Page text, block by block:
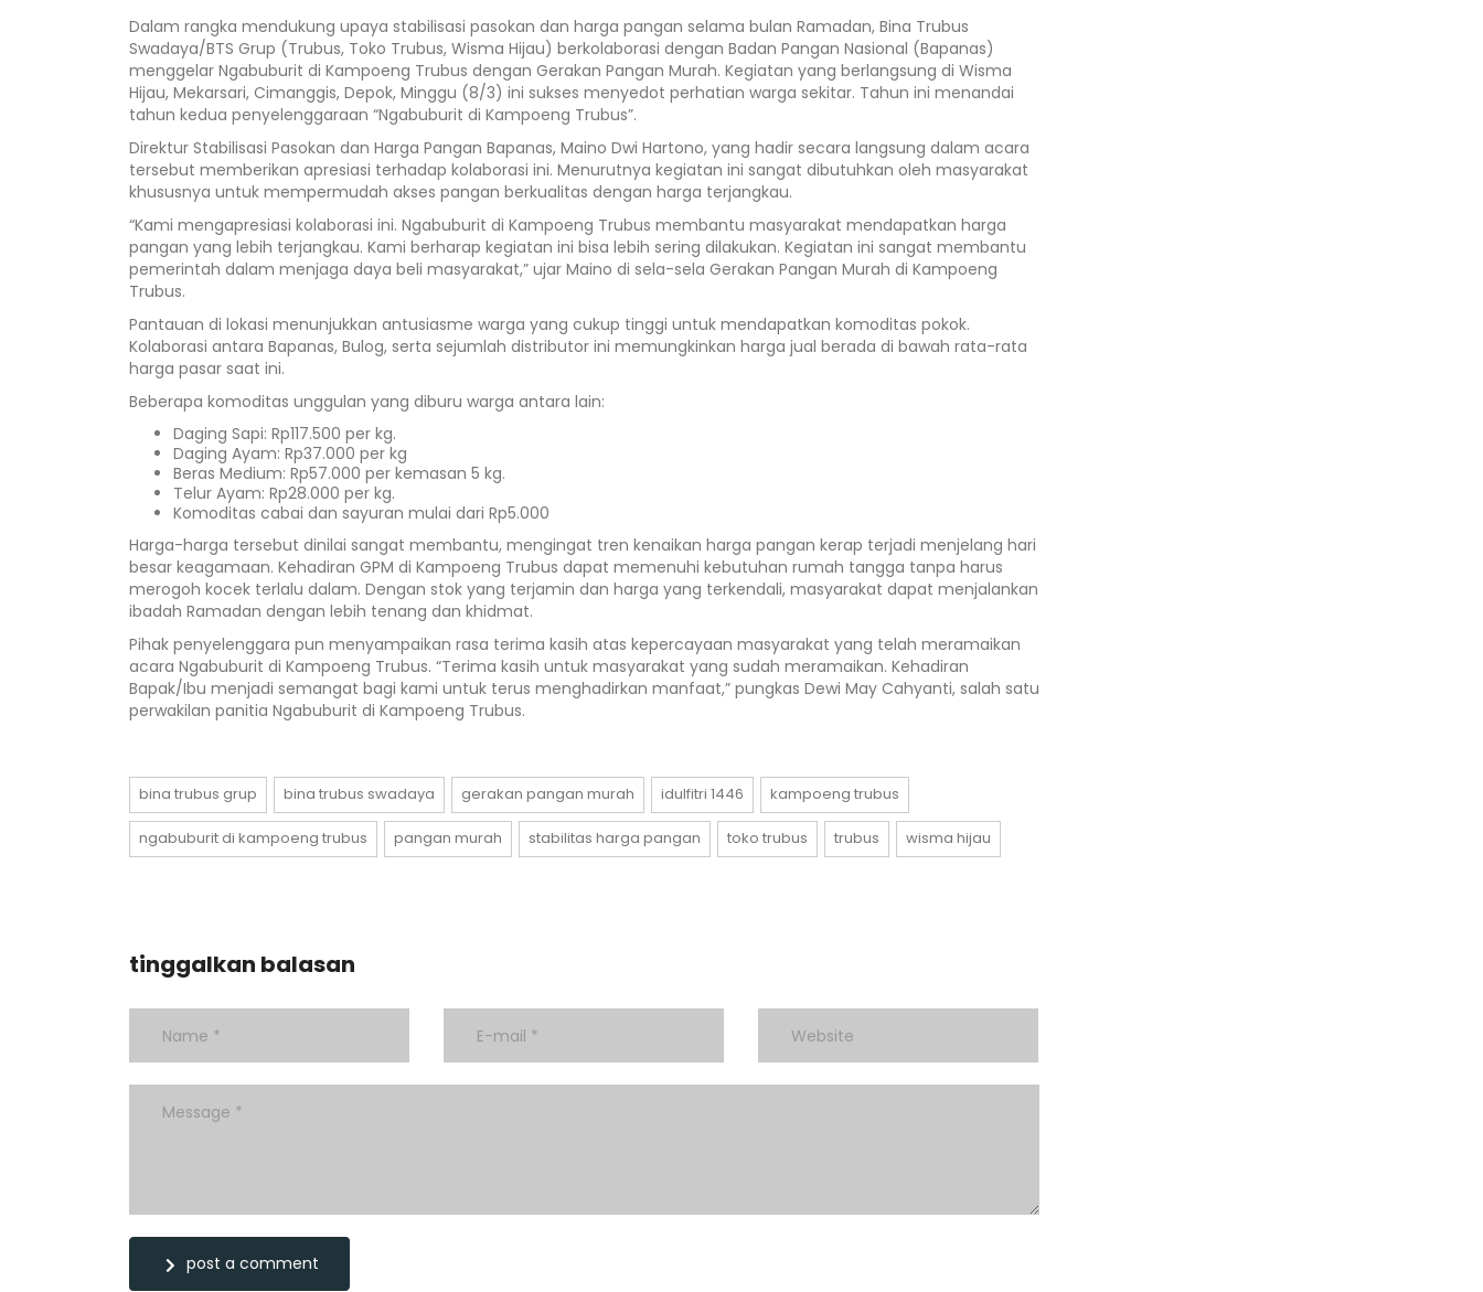
Dalam rangka mendukung upaya stabilisasi pasokan dan harga pangan selama bulan Ramadan, Bina Trubus
Swadaya/BTS Grup (Trubus, Toko Trubus, Wisma Hijau) berkolaborasi dengan Badan Pangan Nasional (Bapanas)
menggelar Ngabuburit di Kampoeng Trubus dengan Gerakan Pangan Murah. Kegiatan yang berlangsung di Wisma
Hijau, Mekarsari, Cimanggis, Depok, Minggu (8/3) ini sukses menyedot perhatian warga sekitar. Tahun ini menandai
tahun kedua penyelenggaraan “Ngabuburit di Kampoeng Trubus”.
Direktur Stabilisasi Pasokan dan Harga Pangan Bapanas, Maino Dwi Hartono, yang hadir secara langsung dalam acara
tersebut memberikan apresiasi terhadap kolaborasi ini. Menurutnya kegiatan ini sangat dibutuhkan oleh masyarakat
khususnya untuk mempermudah akses pangan berkualitas dengan harga terjangkau.
“Kami mengapresiasi kolaborasi ini. Ngabuburit di Kampoeng Trubus membantu masyarakat mendapatkan harga
pangan yang lebih terjangkau. Kami berharap kegiatan ini bisa lebih sering dilakukan. Kegiatan ini sangat membantu
pemerintah dalam menjaga daya beli masyarakat,” ujar Maino di sela-sela Gerakan Pangan Murah di Kampoeng
Trubus.
Pantauan di lokasi menunjukkan antusiasme warga yang cukup tinggi untuk mendapatkan komoditas pokok.
Kolaborasi antara Bapanas, Bulog, serta sejumlah distributor ini memungkinkan harga jual berada di bawah rata-rata
harga pasar saat ini.
Beberapa komoditas unggulan yang diburu warga antara lain:
Daging Sapi: Rp117.500 per kg.
Daging Ayam: Rp37.000 per kg
Beras Medium: Rp57.000 per kemasan 5 kg.
Telur Ayam: Rp28.000 per kg.
Komoditas cabai dan sayuran mulai dari Rp5.000
Harga-harga tersebut dinilai sangat membantu, mengingat tren kenaikan harga pangan kerap terjadi menjelang hari
besar keagamaan. Kehadiran GPM di Kampoeng Trubus dapat memenuhi kebutuhan rumah tangga tanpa harus
merogoh kocek terlalu dalam. Dengan stok yang terjamin dan harga yang terkendali, masyarakat dapat menjalankan
ibadah Ramadan dengan lebih tenang dan khidmat.
Pihak penyelenggara pun menyampaikan rasa terima kasih atas kepercayaan masyarakat yang telah meramaikan
acara Ngabuburit di Kampoeng Trubus. “Terima kasih untuk masyarakat yang sudah meramaikan. Kehadiran
Bapak/Ibu menjadi semangat bagi kami untuk terus menghadirkan manfaat,” pungkas Dewi May Cahyanti, salah satu
perwakilan panitia Ngabuburit di Kampoeng Trubus.
bina trubus grup bina trubus swadaya gerakan pangan murah idulfitri 1446 kampoeng trubus
ngabuburit di kampoeng trubus pangan murah stabilitas harga pangan toko trubus trubus wisma hijau
tinggalkan balasan
post a comment